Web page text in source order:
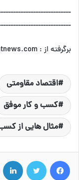
برگرفته از : tejaratnews.com
اقتصاد مقاومتی
کسب و کار موفق
مثال هایی از
فیس بوک توییتر